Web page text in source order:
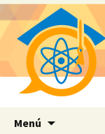
Menú